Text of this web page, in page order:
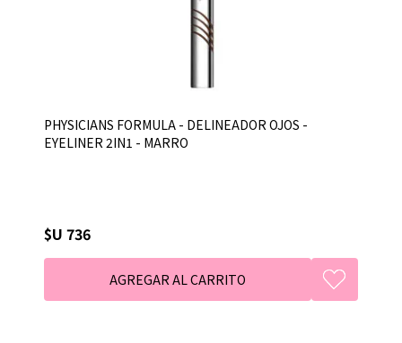
PHYSICIANS FORMULA - DELINEADOR OJOS -
EYELINER 2IN1 - MARRO
$U 736